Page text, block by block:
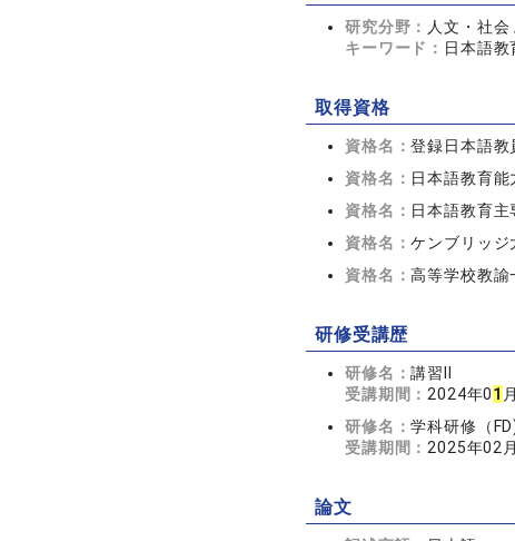
研究分野： 人文・社
キーワード： 日本語
取得資格
資格名：登録日本語教
資格名： 日本語教育
資格名： 日本語教育
資格名：ケンブリッジ
資格名：高等学校教諭
研修受講歴
研修名：講習Ⅱ
受講期間： 2024年01 月
研修名：学科研修（
受講期間： 2025年02月
論文